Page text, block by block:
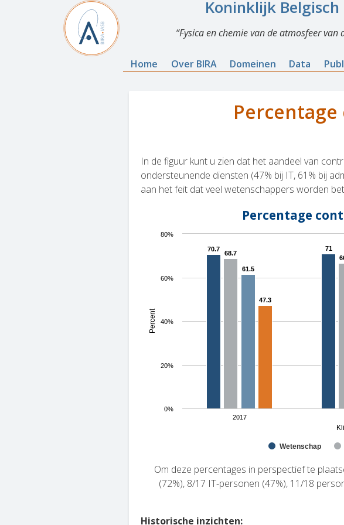
Koninklijk
Fysica en chemie van de atmosfeer
Home Over BIRA Domeinen Data
In de figuur kunt u zien dat het aandeel van
ondersteunende diensten (47% bij IT, 61% bij
aan het feit dat veel wetenschappers worden
Percentage
Percent
70.7
70.7 71
71
68.7
68.7
61.5
61.5
47.3
47.3
Wetenschap
2017
0%
20%
40%
60%
80%
Om deze percentages in perspectief te
(72%), 8/17 IT-personen (47%), 11/18
Historische inzichten: